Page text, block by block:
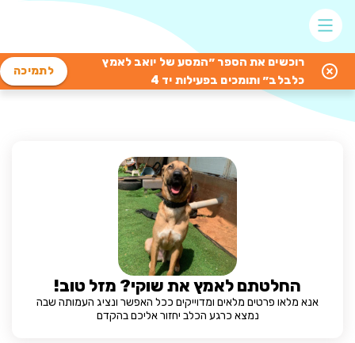
רוכשים את הספר ״המסע של יואב לאמץ
כלבלב״ ותומכים בפעילות יד 4
לתמיכה
החלטתם לאמץ את שוקי? מזל טוב!
אנא מלאו פרטים מלאים ומדוייקים ככל האפשר ונציג העמותה שבה
נמצא כרגע הכלב יחזור אליכם בהקדם